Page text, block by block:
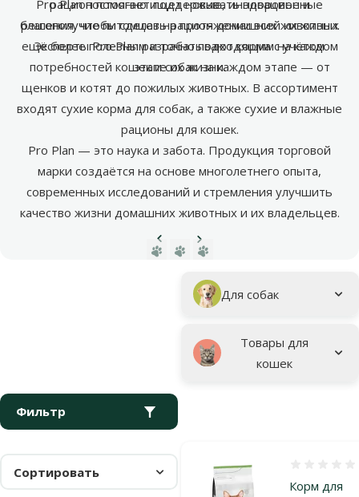
рацион помогает поддерживать здоровье и
благополучие питомцев на протяжении всей их жизни.
Эксперты Pro Plan разрабатывают корма с учётом
потребностей кошек и собак на каждом этапе — от
щенков и котят до пожилых животных. В ассортимент
входят сухие корма для собак, а также сухие и влажные
рационы для кошек.
Pro Plan — это наука и забота. Продукция торговой
марки создаётся на основе многолетнего опыта,
современных исследований и стремления улучшить
качество жизни домашних животных и их владельцев.
Pro Plan постоянно ищет новые, инновационные
решения, чтобы сделать рацион домашних животных
ещё более полезным и точно подходящим на каждом
этапе их жизни.
Предыдущая страница
Следующая страница
Подкатегория
Для собак
Товары для
кошек
Фильтр
Сортировать
Корм для